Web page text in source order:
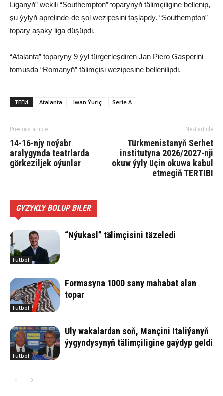
Liganyň” wekili “Southempton” toparynyň tälimçiligine bellenip,
şu ýylyň aprelinde-de şol wezipesini taşlapdy. “Southempton”
topary aşaky liga düşüpdi.
“Atalanta” toparyny 9 ýyl türgenleşdiren Jan Piero Gasperini
tomusda “Romanyň” tälimçisi wezipesine bellenilipdi.
ТЕГИ Atalanta Iwan Ýuriç Serie A
Previous article
14-16-njy noýabr
aralygynda teatrlarda
görkeziljek oýunlar
Next article
Türkmenistanyň Serhet
institutyna 2026/2027-nji
okuw ýyly üçin okuwa kabul
etmegiň TERTIBI
GYZYKLY BOLUP BILER
Futbol
“Nýukasl” tälimçisini täzeledi
Futbol
Formasyna 1000 sany mahabat alan
topar
Futbol
Uly wakalardan soň, Mançini Italiýanyň
ýygyndysynyň tälimçiligine gaýdyp geldi